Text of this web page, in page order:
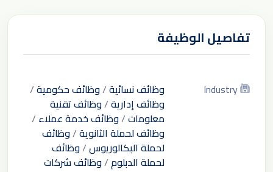
تفاصيل الوظيفة
Industry وظائف نسائية/وظائف حكومية/
وظائف إدارية/وظائف تقنية
معلومات/وظائف خدمة عملاء /
وظائف لحملة الثانوية/وظائف
لحملة البكالوريوس/وظائف
لحملة الدبلوم/وظائف شركات